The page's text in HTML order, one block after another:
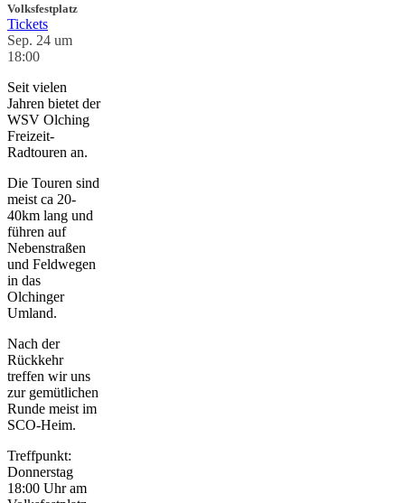
Volksfestplatz
Tickets
Sep. 24 um
18:00
Seit vielen
Jahren bietet der
WSV Olching
Freizeit-
Radtouren an.
Die Touren sind
meist ca 20-
40km lang und
führen auf
Nebenstraßen
und Feldwegen
in das
Olchinger
Umland.
Nach der
Rückkehr
treffen wir uns
zur gemütlichen
Runde meist im
SCO-Heim.
Treffpunkt:
Donnerstag
18:00 Uhr am